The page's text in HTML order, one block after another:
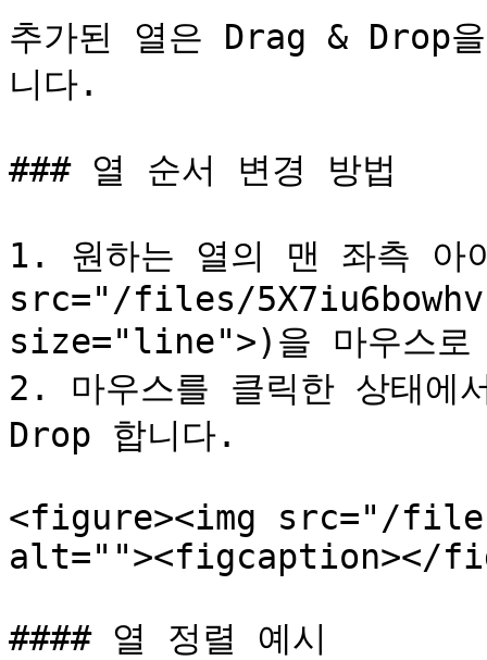
추가된 열은 Drag & Drop
니다.
### 열 순서 변경 방법
1. 원하는 열의 맨 좌측 아
src="/files/
size="line">)을 마우스로
2. 마우스를 클릭한 상태에
Drop 합니다.
<figure><img src="/files/
alt=""><figcaption></
#### 열 정렬 예시